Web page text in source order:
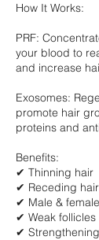
How It Works:
PRF:
your blood to
and increase
Exosomes:
promote hair
proteins and
Benefits:
✔ Thinning hair
✔ Receding
✔ Male &
✔ Weak follicles
✔